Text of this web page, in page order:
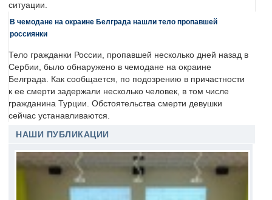
ситуации.
В чемодане на окраине Белграда нашли тело пропавшей
россиянки
Тело гражданки России, пропавшей несколько дней назад в
Сербии, было обнаружено в чемодане на окраине
Белграда. Как сообщается, по подозрению в причастности
к ее смерти задержали несколько человек, в том числе
гражданина Турции. Обстоятельства смерти девушки
сейчас устанавливаются.
НАШИ ПУБЛИКАЦИИ